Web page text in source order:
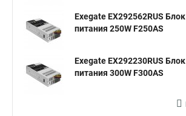
Exegate EX292562RUS Блок
питания 250W F250AS
Exegate EX292230RUS Блок
питания 300W F300AS